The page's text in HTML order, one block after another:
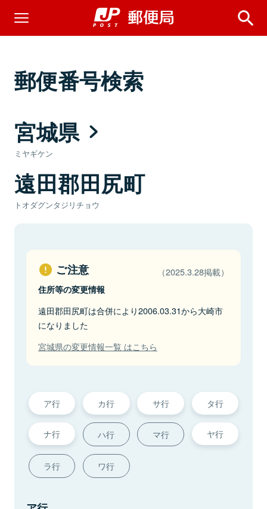
郵便番号検索
宮城県
ミヤギケン
遠田郡田尻町
トオダグンタジリチョウ
ご注意 （2025.3.28掲載）
住所等の変更情報
遠田郡田尻町は合併により2006.03.31から大崎市
になりました
宮城県の変更情報一覧 はこちら
ア行 カ行 サ行 タ行
ナ行 ハ行 マ行 ヤ行
ラ行 ワ行